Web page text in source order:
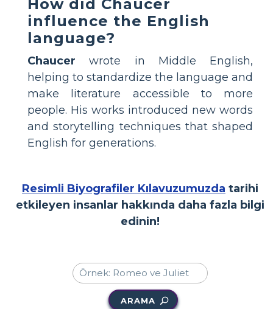
How did Chaucer
influence the English
language?
Chaucer wrote in Middle English,
helping to standardize the language and
make literature accessible to more
people. His works introduced new words
and storytelling techniques that shaped
English for generations.
Resimli Biyografiler Kılavuzumuzda tarihi
etkileyen insanlar hakkında daha fazla bilgi
edinin!
ARAMA